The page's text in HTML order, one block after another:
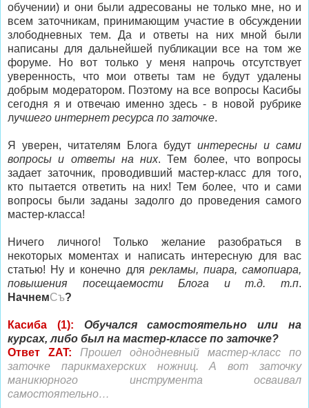
обучении) и они были адресованы не только мне, но и
всем заточникам, принимающим участие в обсуждении
злободневных тем. Да и ответы на них мной были
написаны для дальнейшей публикации все на том же
форуме. Но вот только у меня напрочь отсутствует
уверенность, что мои ответы там не будут удалены
добрым модератором. Поэтому на все вопросы Касибы
сегодня я и отвечаю именно здесь - в новой рубрике
лучшего интернет ресурса по заточке.
Я уверен, читателям Блога будут интересны и сами
вопросы и ответы на них. Тем более, что вопросы
задает заточник, проводивший мастер-класс для того,
кто пытается ответить на них! Тем более, что и сами
вопросы были заданы задолго до проведения самого
мастер-класса!
Ничего личного! Только желание разобраться в
некоторых моментах и написать интересную для вас
статью! Ну и конечно для рекламы, пиара, самопиара,
повышения посещаемости Блога и т.д. т.п.
НачнемСъ?
Касиба (1):
Обучался самостоятельно или на
курсах, либо был на мастер-классе по заточке?
Ответ ZAT:
Прошел однодневный мастер-класс по
заточке парикмахерских ножниц. А вот заточку
маникюрного инструмента осваивал
самостоятельно…